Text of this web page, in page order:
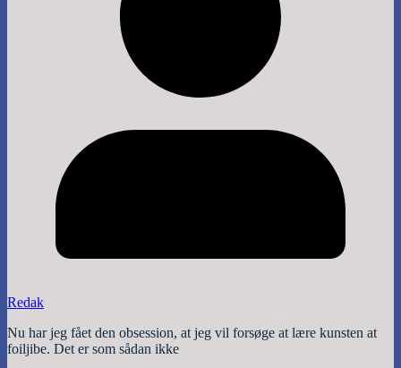
Redak
Nu har jeg fået den obsession, at jeg vil forsøge at lære kunsten at
foiljibe. Det er som sådan ikke